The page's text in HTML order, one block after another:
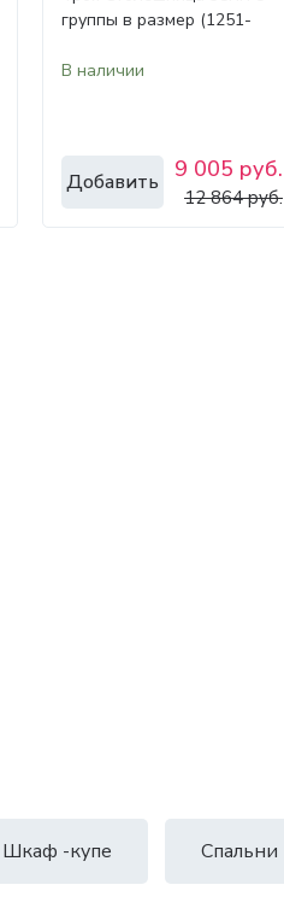
группы в размер (1251-
В наличии
Добавить 9 005 руб.
12 864 руб.
Шкаф -купе Спальни